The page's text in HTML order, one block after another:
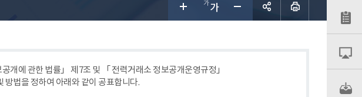
개에 관한 법률」 제7조 및 「 전력거래소 정보공개운영규정」
방법을 정하여 아래와 같이 공표합니다.